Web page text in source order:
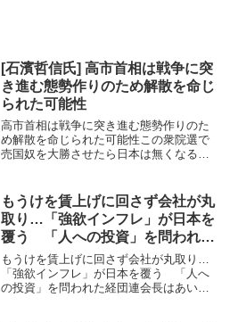
[石濱哲信氏] 高市首相は戦争に突
き進む態勢作りのため解散を命じ
られた可能性
高市首相は戦争に突き進む態勢作りのた
め解散を命じられた可能性この衆院選で
売国奴を大勝させたら日本は無くなる
「急な解散は、高市首相の考えではない
と考えている。世界がおかし...
もうけを賃上げに回さず会社が丸
取り…「強欲インフレ」が日本を
覆う 「人への投資」を問われた
経団連会長は
もうけを賃上げに回さず会社が丸取り…
「強欲インフレ」が日本を覆う 「人へ
の投資」を問われた経団連会長はあいま